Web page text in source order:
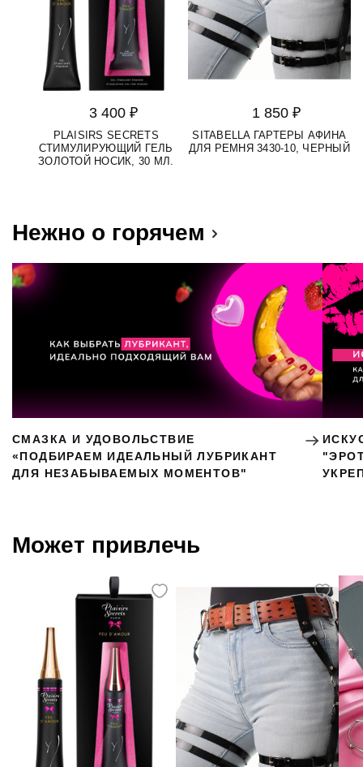
3 400 ₽
PLAISIRS SECRETS
СТИМУЛИРУЮЩИЙ ГЕЛЬ
ЗОЛОТОЙ НОСИК, 30 МЛ.
1 850 ₽
SITABELLA ГАРТЕРЫ АФИНА
ДЛЯ РЕМНЯ 3430-10, ЧЕРНЫЙ
Нежно о горячем
СМАЗКА И УДОВОЛЬСТВИЕ
«ПОДБИРАЕМ ИДЕАЛЬНЫЙ ЛУБРИКАНТ
ДЛЯ НЕЗАБЫВАЕМЫХ МОМЕНТОВ"
Может привлечь